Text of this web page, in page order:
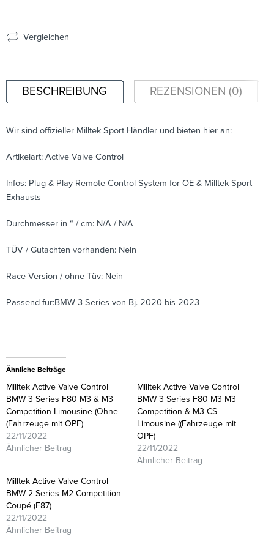
Vergleichen
BESCHREIBUNG REZENSIONEN (0)
Wir sind offizieller Milltek Sport Händler und bieten hier an:
Artikelart: Active Valve Control
Infos: Plug & Play Remote Control System for OE & Milltek Sport
Exhausts
Durchmesser in “ / cm: N/A / N/A
TÜV / Gutachten vorhanden: Nein
Race Version / ohne Tüv: Nein
Passend für:BMW 3 Series von Bj. 2020 bis 2023
Ähnliche Beiträge
Milltek Active Valve Control
BMW 3 Series F80 M3 & M3
Competition Limousine (Ohne
(Fahrzeuge mit OPF)
22/11/2022
Ähnlicher Beitrag
Milltek Active Valve Control
BMW 3 Series F80 M3 M3
Competition & M3 CS
Limousine ((Fahrzeuge mit
OPF)
22/11/2022
Ähnlicher Beitrag
Milltek Active Valve Control
BMW 2 Series M2 Competition
Coupé (F87)
22/11/2022
Ähnlicher Beitrag